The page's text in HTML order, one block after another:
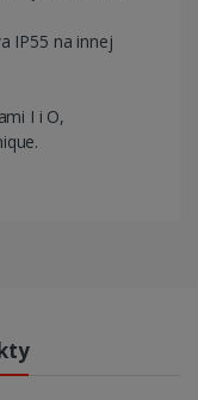
IP55 na innej
I i O,